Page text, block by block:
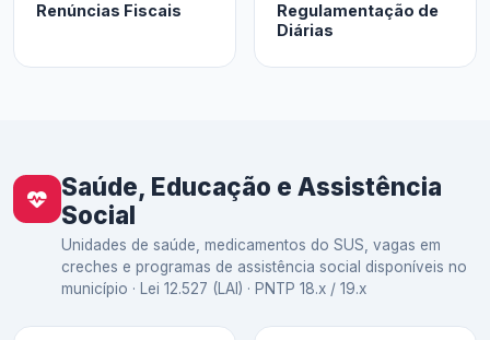
Renúncias Fiscais
Regulamentação de
Diárias
Saúde, Educação e Assistência
Social
Unidades de saúde, medicamentos do SUS, vagas em
creches e programas de assistência social disponíveis no
município · Lei 12.527 (LAI) · PNTP 18.x / 19.x